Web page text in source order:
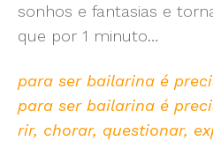
sonhos e fantasias e
que por 1 minuto…
para ser bailarina é
para ser bailarina é
rir, chorar, questionar,